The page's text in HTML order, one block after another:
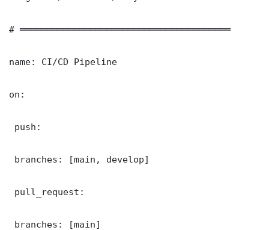
# ═══════════════════════════════════════
name: CI/CD Pipeline
on:
push:
branches: [main, develop]
pull_request:
branches: [main]